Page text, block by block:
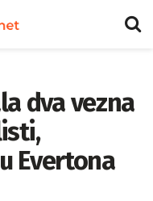
dva vezna
Evertona